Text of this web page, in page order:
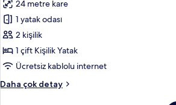
Double
-
2
Yellow
Balloon
Tour
24 metre kare
1 yatak odası
2 kişilik
1 çift Kişilik Yatak
Ücretsiz kablolu internet
Daha çok detay
[City